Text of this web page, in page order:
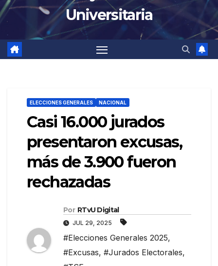
Universitaria
ELECCIONES GENERALES NACIONAL
Casi 16.000 jurados
presentaron excusas,
más de 3.900 fueron
rechazadas
Por RTvU Digital
JUL 29, 2025
#Elecciones Generales 2025,
#Excusas, #Jurados Electorales,